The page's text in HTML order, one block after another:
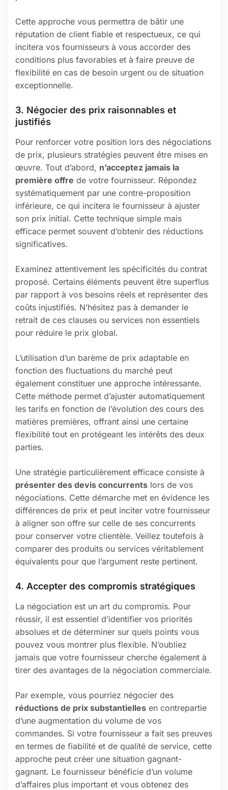
Cette approche vous permettra de bâtir une
réputation de client fiable et respectueux, ce qui
incitera vos fournisseurs à vous accorder des
conditions plus favorables et à faire preuve de
flexibilité en cas de besoin urgent ou de situation
exceptionnelle.
3. Négocier des prix raisonnables et
justifiés
Pour renforcer votre position lors des négociations
de prix, plusieurs stratégies peuvent être mises en
œuvre. Tout d’abord, n’acceptez jamais la
première offre de votre fournisseur. Répondez
systématiquement par une contre-proposition
inférieure, ce qui incitera le fournisseur à ajuster
son prix initial. Cette technique simple mais
efficace permet souvent d’obtenir des réductions
significatives.
Examinez attentivement les spécificités du contrat
proposé. Certains éléments peuvent être superflus
par rapport à vos besoins réels et représenter des
coûts injustifiés. N’hésitez pas à demander le
retrait de ces clauses ou services non essentiels
pour réduire le prix global.
L’utilisation d’un barème de prix adaptable en
fonction des fluctuations du marché peut
également constituer une approche intéressante.
Cette méthode permet d’ajuster automatiquement
les tarifs en fonction de l’évolution des cours des
matières premières, offrant ainsi une certaine
flexibilité tout en protégeant les intérêts des deux
parties.
Une stratégie particulièrement efficace consiste à
présenter des devis concurrents lors de vos
négociations. Cette démarche met en évidence les
différences de prix et peut inciter votre fournisseur
à aligner son offre sur celle de ses concurrents
pour conserver votre clientèle. Veillez toutefois à
comparer des produits ou services véritablement
équivalents pour que l’argument reste pertinent.
4. Accepter des compromis stratégiques
La négociation est un art du compromis. Pour
réussir, il est essentiel d’identifier vos priorités
absolues et de déterminer sur quels points vous
pouvez vous montrer plus flexible. N’oubliez
jamais que votre fournisseur cherche également à
tirer des avantages de la négociation commerciale.
Par exemple, vous pourriez négocier des
réductions de prix substantielles en contrepartie
d’une augmentation du volume de vos
commandes. Si votre fournisseur a fait ses preuves
en termes de fiabilité et de qualité de service, cette
approche peut créer une situation gagnant-
gagnant. Le fournisseur bénéficie d’un volume
d’affaires plus important et vous obtenez des